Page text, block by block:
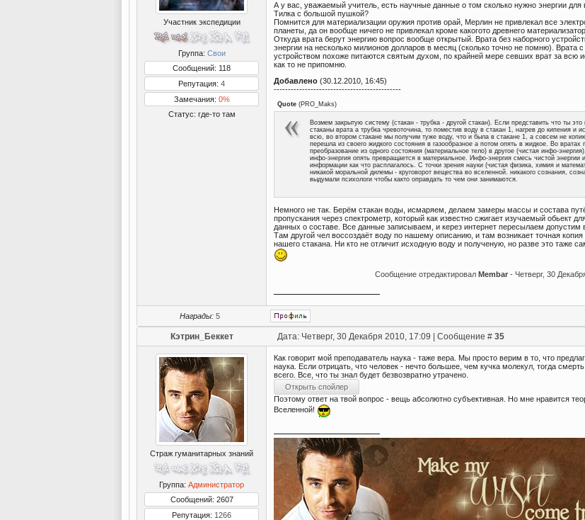
Участник экспедиции
Группа: Свои
Сообщений: 118
Репутация: 4
Замечания: 0%
Статус: где-то там
А у вас, уважаемый учитель, есть научные данные о том сколько нужно энергии для
Тилка с большой пушкой?
Помнится для материализации оружия против орай, Мерлин не привлекал все
планеты, да он вообще ничего не привлекал кроме какогото древнего
Откуда врата берут энергию вопрос вообще открытый. Врата без наборного
энергии на несколько милионов долларов в месяц (сколько точно не помню). Врата
устройством похоже питаются святым духом, по крайней мере севших врат за всю
как то не припомню.
Добавлено (30.12.2010, 16:45)
---------------------------------------------
Quote (PRO_Maks)
Возмем закрытую систему (стакан - трубка - другой стакан). Если представить что ты это
стаканы врата а трубка чревоточина, то поместив воду в стакан 1, нагрев до кипения и
всю, во втором стакане мы получим туже воду, что и была в стакане 1, а совсем не
перешла из своего жидкого состояния в газообразное а потом опять в жидкое. Во вратах
преобразование из одного состояния (материальное тело) в другое (чистая инфо-
инфо-энергия опять превращается в материальное. Инфо-энергия смесь чистой энергии и
информации как что расплагалось. С точки зрения науки (чистая физика, химия и
никакой моральной дилемы - круговорот вещества во вселенной. никакого сознания,
выдумали психологи чтобы както оправдать то чем они занимаются.
Немного не так. Берём стакан воды, исмаряем, делаем замеры массы и состава
пропускания через спектрометр, который как известно сжигает изучаемый обьект
данных о составе. Все данные записываем, и керез интернет пересылаем допустим
Там другой чел воссоздаёт воду по нашему описанию, и там возникает точная
нашего стакана. Ни кто не отличит исходную воду и полученую, но разве это таже
Сообщение отредактировал Membar - Четверг, 30
Награды: 5
Кэтрин_Беккет Дата: Четверг, 30 Декабря 2010, 17:09 | Сообщение # 35
Страж гуманитарных знаний
Группа: Администратор
Сообщений: 2607
Репутация: 1266
Как говорит мой преподаватель наука - таже вера. Мы просто верим в то, что
наука. Если отрицать, что человек - нечто большее, чем кучка молекул, тогда
всего. Все, что ты знал будет безвозвратно утрачено.
Поэтому ответ на твой вопрос - вещь абсолютно субъективная. Но мне нравится
Вселенной!